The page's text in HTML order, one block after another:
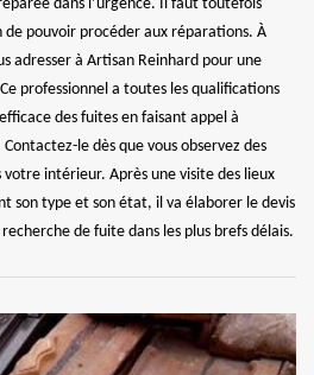
dans l’urgence. Il faut toutefois
de pouvoir procéder aux réparations. À
adresser à Artisan Reinhard pour une
professionnel a toutes les qualifications
des fuites en faisant appel à
le dès que vous observez des
votre intérieur. Après une visite des lieux
son type et son état, il va élaborer le devis
de fuite dans les plus brefs délais.